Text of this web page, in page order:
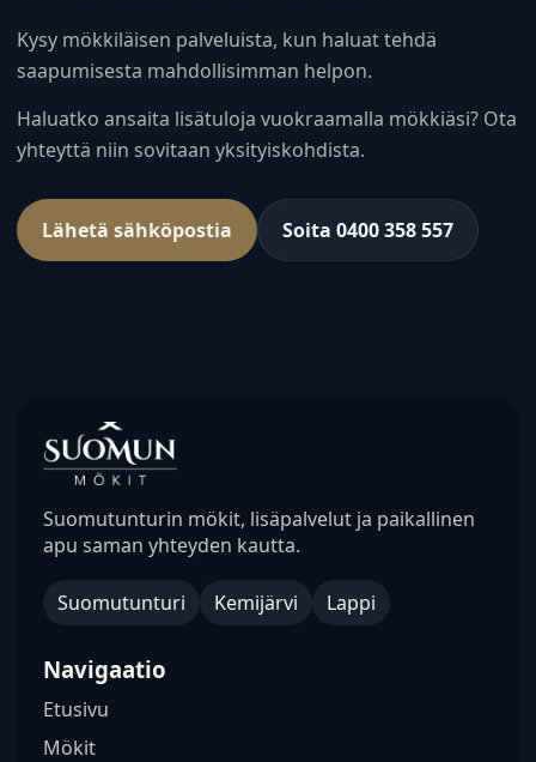
Kysy mökkiläisen palveluista, kun haluat tehdä
saapumisesta mahdollisimman helpon.
Haluatko ansaita lisätuloja vuokraamalla mökkiäsi? Ota
yhteyttä niin sovitaan yksityiskohdista.
Lähetä sähköpostia Soita 0400 358 557
Suomutunturin mökit, lisäpalvelut ja paikallinen
apu saman yhteyden kautta.
Suomutunturi Kemijärvi Lappi
Navigaatio
Etusivu
Mökit